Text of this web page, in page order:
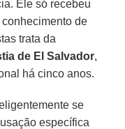
Ele só recebeu
de
trata da
de El Salvador,
há cinco anos.
se
específica